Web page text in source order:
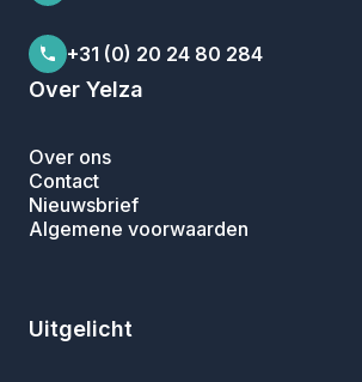
+31 (0) 20 24 80 284
Over Yelza
Over ons
Contact
Nieuwsbrief
Algemene voorwaarden
Uitgelicht